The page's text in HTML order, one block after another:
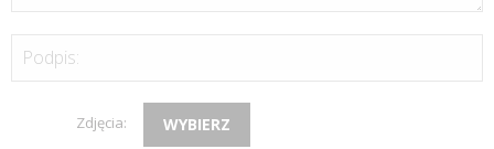
Podpis:
Zdjęcia: WYBIERZ